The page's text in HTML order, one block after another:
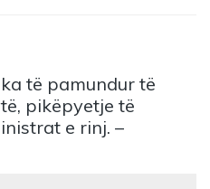
të pamundur të
pikëpyetje të
e rinj. –